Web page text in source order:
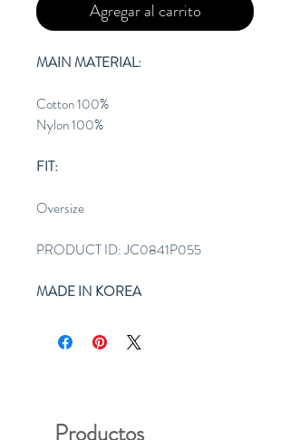
Agregar al carrito
MAIN MATERIAL:
Cotton 100%
Nylon 100%
FIT:
Oversize
PRODUCT ID: JC0841P055
MADE IN KOREA